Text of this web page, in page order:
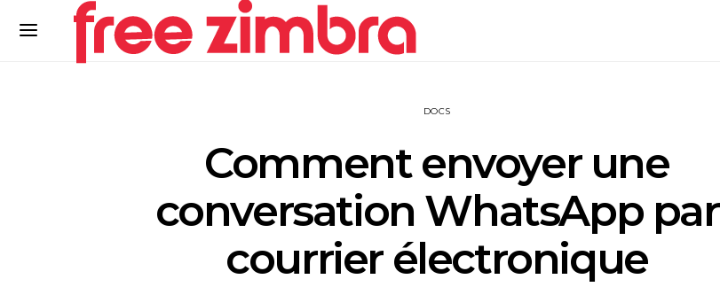
DOCS
Comment envoyer une
conversation WhatsApp par
courrier électronique